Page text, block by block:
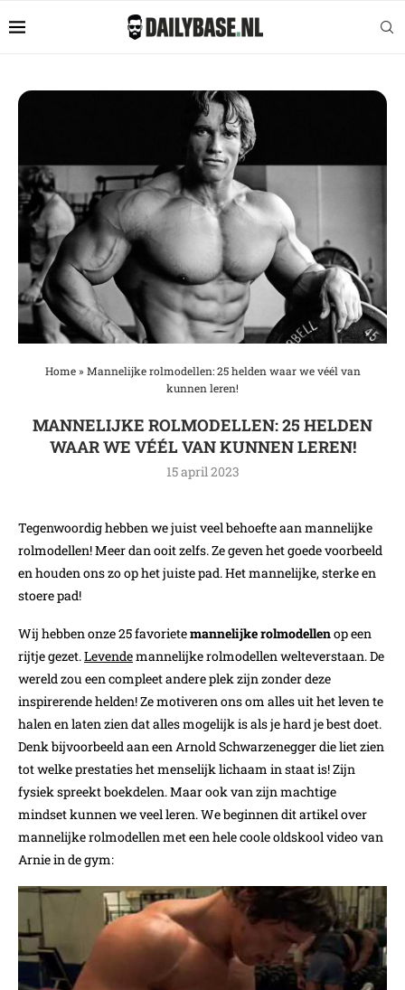
Home» Mannelijke rolmodellen: 25 helden waar we véél van
kunnen leren!
MANNELIJKE ROLMODELLEN: 25 HELDEN
WAAR WE VÉÉL VAN KUNNEN LEREN!
15 april 2023
Tegenwoordig hebben we juist veel behoefte aan mannelijke
rolmodellen! Meer dan ooit zelfs. Ze geven het goede voorbeeld
en houden ons zo op het juiste pad. Het mannelijke, sterke en
stoere pad!
Wij hebben onze 25 favorietemannelijke rolmodellenop een
rijtje gezet.Levendemannelijke rolmodellen welteverstaan. De
wereld zou een compleet andere plek zijn zonder deze
inspirerende helden! Ze motiveren ons om alles uit het leven te
halen en laten zien dat alles mogelijk is als je hard je best doet.
Denk bijvoorbeeld aan een Arnold Schwarzenegger die liet zien
tot welke prestaties het menselijk lichaam in staat is! Zijn
fysiek spreekt boekdelen. Maar ook van zijn machtige
mindset kunnen we veel leren. We beginnen dit artikel over
mannelijke rolmodellen met een hele coole oldskool video van
Arnie in de gym: